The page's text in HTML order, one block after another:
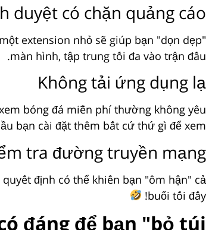
duyệt có chặn quảng cáo
extension nhỏ sẽ giúp bạn "dọn dẹp"
màn hình, tập trung tối đa vào trận đấu.
Không tải ứng dụng lạ
bóng đá miễn phí thường không yêu
bạn cài đặt thêm bất cứ thứ gì để xem.
tra đường truyền mạng
định có thể khiến bạn "ôm hận" cả
buổi tối đấy!
đáng để bạn "bỏ túi"?